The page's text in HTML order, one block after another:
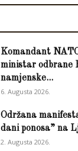
Komandant
ministar odbrane
namjenske...
6. Augusta 2026.
Održana
dani ponosa” na
2. Augusta 2026.